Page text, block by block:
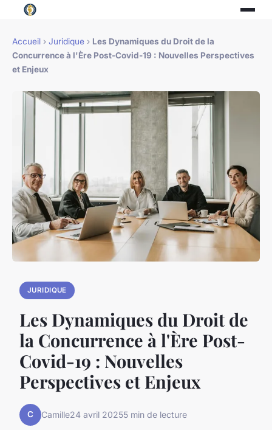
Accueil › Juridique › Les Dynamiques du Droit de la
Concurrence à l'Ère Post-Covid-19 : Nouvelles Perspectives
et Enjeux
JURIDIQUE
Les Dynamiques du Droit de
la Concurrence à l'Ère Post-
Covid-19 : Nouvelles
Perspectives et Enjeux
C Camille24 avril 20255 min de lecture